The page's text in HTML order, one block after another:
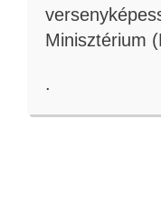
Minisztérium
.